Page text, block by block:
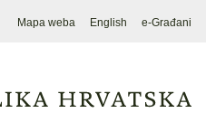
Mapa weba English e-Građani